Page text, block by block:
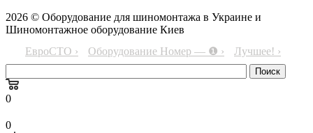
2026 © Оборудование для шиномонтажа в Украине и
Шиномонтажное оборудование Киев
ЕвроСТО ›
Оборудование Номер — ❶ › Лучшее! ›
0
0